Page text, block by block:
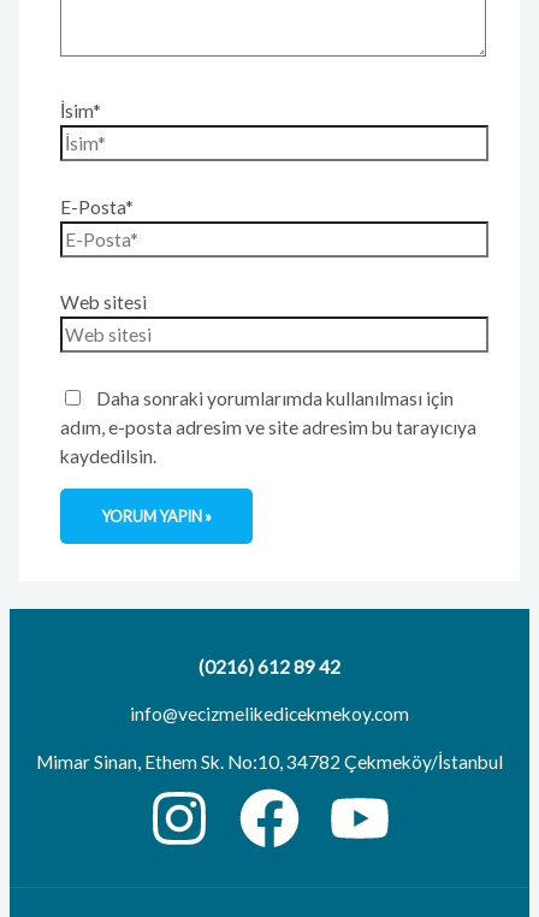
İsim*
E-Posta*
Web sitesi
Daha sonraki yorumlarımda kullanılması için
adım, e-posta adresim ve site adresim bu tarayıcıya
kaydedilsin.
(0216) 612 89 42
info@vecizmelikedicekmekoy.com
Mimar Sinan, Ethem Sk. No:10, 34782 Çekmeköy/İstanbul